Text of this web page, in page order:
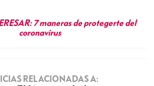
7 maneras de protegerte del
coronavirus
RELACIONADAS A: